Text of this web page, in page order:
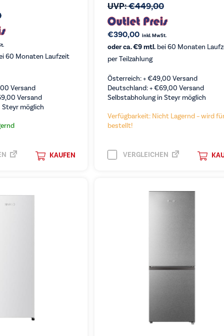
60 Monaten Laufzeit
Versand
Versand
möglich
KAUFEN
UVP:€449,00
€390,00 inkl. MwSt.
oder ca. €9 mtl.bei 60 Monaten
per Teilzahlung
Österreich: +€49,00 Versand
Deutschland: +€69,00 Versand
Selbstabholung in Steyr möglich
Verfügbarkeit: Nicht Lagernd – wird
bestellt!
VERGLEICHEN